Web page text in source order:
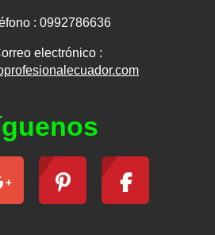
: 0992786636
electrónico :